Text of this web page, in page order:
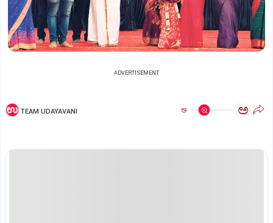
ADVERTISEMENT
TEAM UDAYAVANI ಅ ಅ